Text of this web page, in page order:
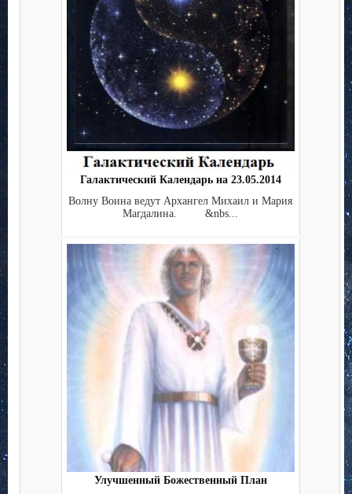
Галактический Календарь на 23.05.2014
Волну Воина ведут Архангел Михаил и Мария
Магдалина. &nbs...
Улучшенный Божественный План